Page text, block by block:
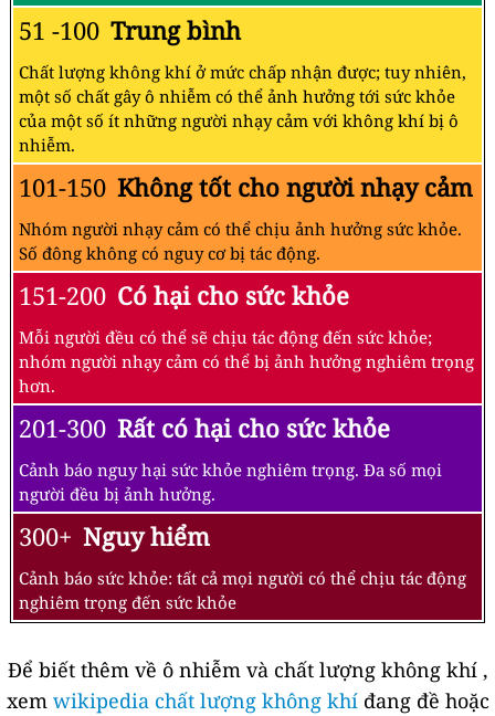
51 -100 Trung bình
Chất lượng không khí ở mức chấp nhận được; tuy nhiên,
một số chất gây ô nhiễm có thể ảnh hưởng tới sức khỏe
của một số ít những người nhạy cảm với không khí bị ô
nhiễm.
101-150 Không tốt cho người nhạy cảm
Nhóm người nhạy cảm có thể chịu ảnh hưởng sức khỏe.
Số đông không có nguy cơ bị tác động.
151-200 Có hại cho sức khỏe
Mỗi người đều có thể sẽ chịu tác động đến sức khỏe;
nhóm người nhạy cảm có thể bị ảnh hưởng nghiêm trọng
hơn.
201-300 Rất có hại cho sức khỏe
Cảnh báo nguy hại sức khỏe nghiêm trọng. Đa số mọi
người đều bị ảnh hưởng.
300+ Nguy hiểm
Cảnh báo sức khỏe: tất cả mọi người có thể chịu tác động
nghiêm trọng đến sức khỏe
Để biết thêm về ô nhiễm và chất lượng không khí ,
xem wikipedia chất lượng không khíđang đề hoặc